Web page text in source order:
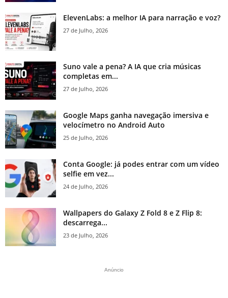
ElevenLabs: a melhor IA para narração e voz?
27 de Julho, 2026
Suno vale a pena? A IA que cria músicas
completas em...
27 de Julho, 2026
Google Maps ganha navegação imersiva e
velocímetro no Android Auto
25 de Julho, 2026
Conta Google: já podes entrar com um vídeo
selfie em vez...
24 de Julho, 2026
Wallpapers do Galaxy Z Fold 8 e Z Flip 8:
descarrega...
23 de Julho, 2026
Anúncio